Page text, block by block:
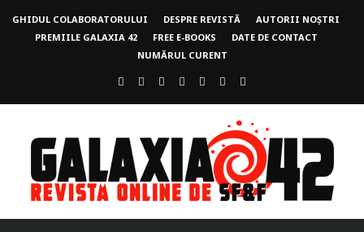
GHIDUL COLABORATORULUI DESPRE REVISTĂ
AUTORII NOȘTRI
PREMIILE GALAXIA 42
FREE E-BOOKS
DATE DE CONTACT
NUMĂRUL CURENT